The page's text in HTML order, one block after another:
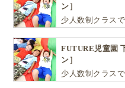
ン］
少人数制クラス
FUTURE児童園
ン］
少人数制クラス